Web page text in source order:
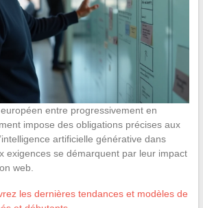
européen entre progressivement en
impose des obligations précises aux
artificielle générative dans
exigences se démarquent par leur impact
web.
les dernières tendances et modèles de